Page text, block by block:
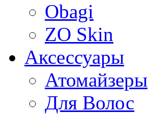
Obagi
ZO Skin
Aксессуары
Атомайзеры
Для Волос